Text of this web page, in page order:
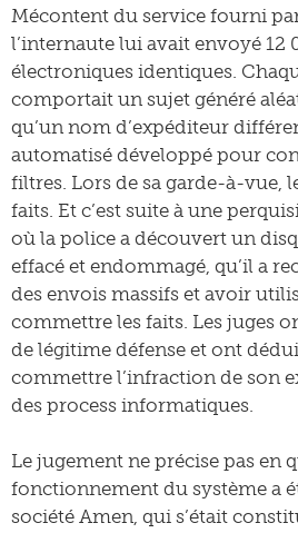
Mécontent du service fourni
l’internaute lui avait envoyé 12
électroniques identiques.
comportait un sujet généré
qu’un nom d’expéditeur
automatisé développé pour
filtres. Lors de sa garde-à-vue,
faits. Et c’est suite à une
où la police a découvert un
effacé et endommagé, qu’il a
des envois massifs et avoir
commettre les faits. Les juges
de légitime défense et ont
commettre l’infraction de son
des process informatiques.
Le jugement ne précise pas en
fonctionnement du système a
société Amen, qui s’était